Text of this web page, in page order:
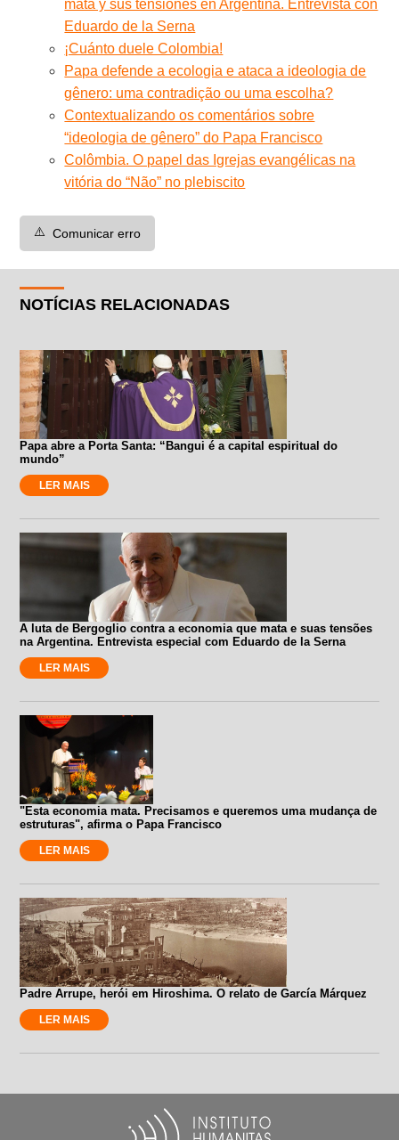
mata y sus tensiones en Argentina. Entrevista con
Eduardo de la Serna
¡Cuánto duele Colombia!
Papa defende a ecologia e ataca a ideologia de
gênero: uma contradição ou uma escolha?
Contextualizando os comentários sobre
“ideologia de gênero” do Papa Francisco
Colômbia. O papel das Igrejas evangélicas na
vitória do “Não” no plebiscito
⚠️ Comunicar erro
NOTÍCIAS RELACIONADAS
Papa abre a Porta Santa: “Bangui é a capital espiritual do
mundo”
LER MAIS
A luta de Bergoglio contra a economia que mata e suas tensões
na Argentina. Entrevista especial com Eduardo de la Serna
LER MAIS
"Esta economia mata. Precisamos e queremos uma mudança de
estruturas", afirma o Papa Francisco
LER MAIS
Padre Arrupe, herói em Hiroshima. O relato de García Márquez
LER MAIS